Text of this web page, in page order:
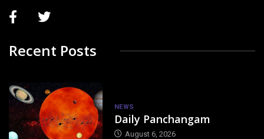
Recent Posts
NEWS
Daily Panchangam
August 6, 2026